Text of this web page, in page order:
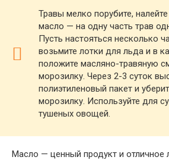
Травы мелко порубите,
масло — на одну часть трав
Пусть настояться несколько
возьмите лотки для льда и в
положите масляно-травяную
морозилку. Через 2-3 суток
полиэтиленовый пакет и
морозилку. Используйте для
тушеных овощей.
Масло — ценный продукт и отличное